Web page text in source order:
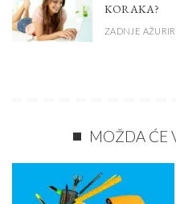
KORAKA?
ZADNJE
MOŽDA ĆE